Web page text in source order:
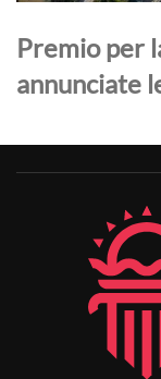
Premio per
annunciate